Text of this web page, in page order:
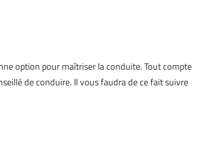
option pour maîtriser la conduite. Tout compte
de conduire. Il vous faudra de ce fait suivre